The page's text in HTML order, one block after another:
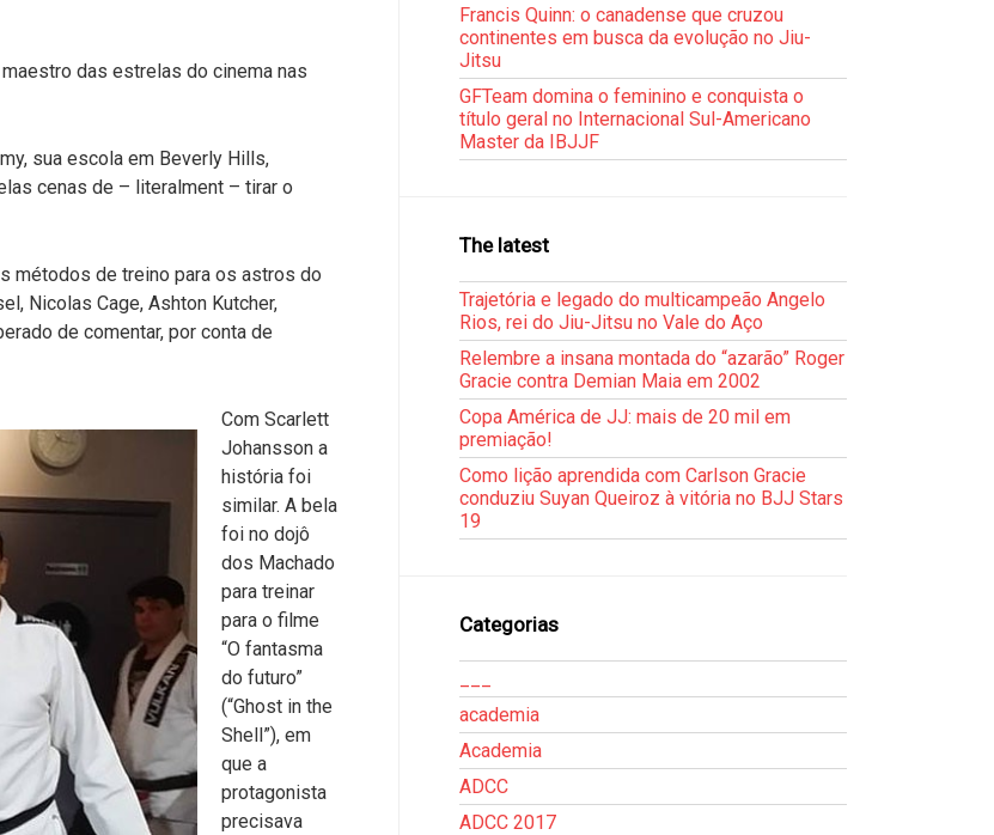
das estrelas do cinema nas
sua escola em Beverly Hills,
cenas de – literalment – tirar o
métodos de treino para os astros do
Nicolas Cage, Ashton Kutcher,
de comentar, por conta de
Com Scarlett
Johansson a
história foi
similar. A bela
foi no dojô
dos Machado
para treinar
para o filme
“O fantasma
do futuro”
(“Ghost in the
Shell”), em
que a
protagonista
precisava
Francis Quinn: o canadense que cruzou
continentes em busca da evolução no Jiu-
Jitsu
GFTeam domina o feminino e conquista o
título geral no Internacional Sul-Americano
Master da IBJJF
The latest
Trajetória e legado do multicampeão Angelo
Rios, rei do Jiu-Jitsu no Vale do Aço
Relembre a insana montada do “azarão” Roger
Gracie contra Demian Maia em 2002
Copa América de JJ: mais de 20 mil em
premiação!
Como lição aprendida com Carlson Gracie
conduziu Suyan Queiroz à vitória no BJJ Stars
19
Categorias
academia
Academia
ADCC
ADCC 2017